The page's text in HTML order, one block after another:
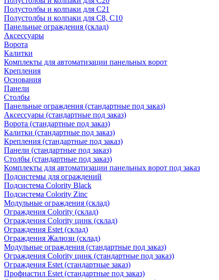
Полустолбы и колпаки для С21
Полустолбы и колпаки для С8, С10
Панельные ограждения (склад)
Аксессуары
Ворота
Калитки
Комплекты для автоматизации панельных ворот
Крепления
Основания
Панели
Столбы
Панельные ограждения (стандартные под заказ)
Аксессуары (стандартные под заказ)
Ворота (стандартные под заказ)
Калитки (стандартные под заказ)
Крепления (стандартные под заказ)
Панели (стандартные под заказ)
Столбы (стандартные под заказ)
Комплекты для автоматизации панельных ворот под заказ
Подсистемы для ограждений
Подсистема Colority Black
Подсистема Colority Zinc
Модульные ограждения (склад)
Ограждения Colority (склад)
Ограждения Colority цинк (склад)
Ограждения Estet (склад)
Ограждения Жалюзи (склад)
Модульные ограждения (стандартные под заказ)
Ограждения Colority цинк (стандартные под заказ)
Ограждения Estet (стандартные заказ)
Профнастил Estet (стандартные под заказ)